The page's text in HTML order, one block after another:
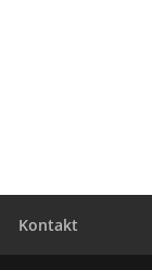
Kontakt